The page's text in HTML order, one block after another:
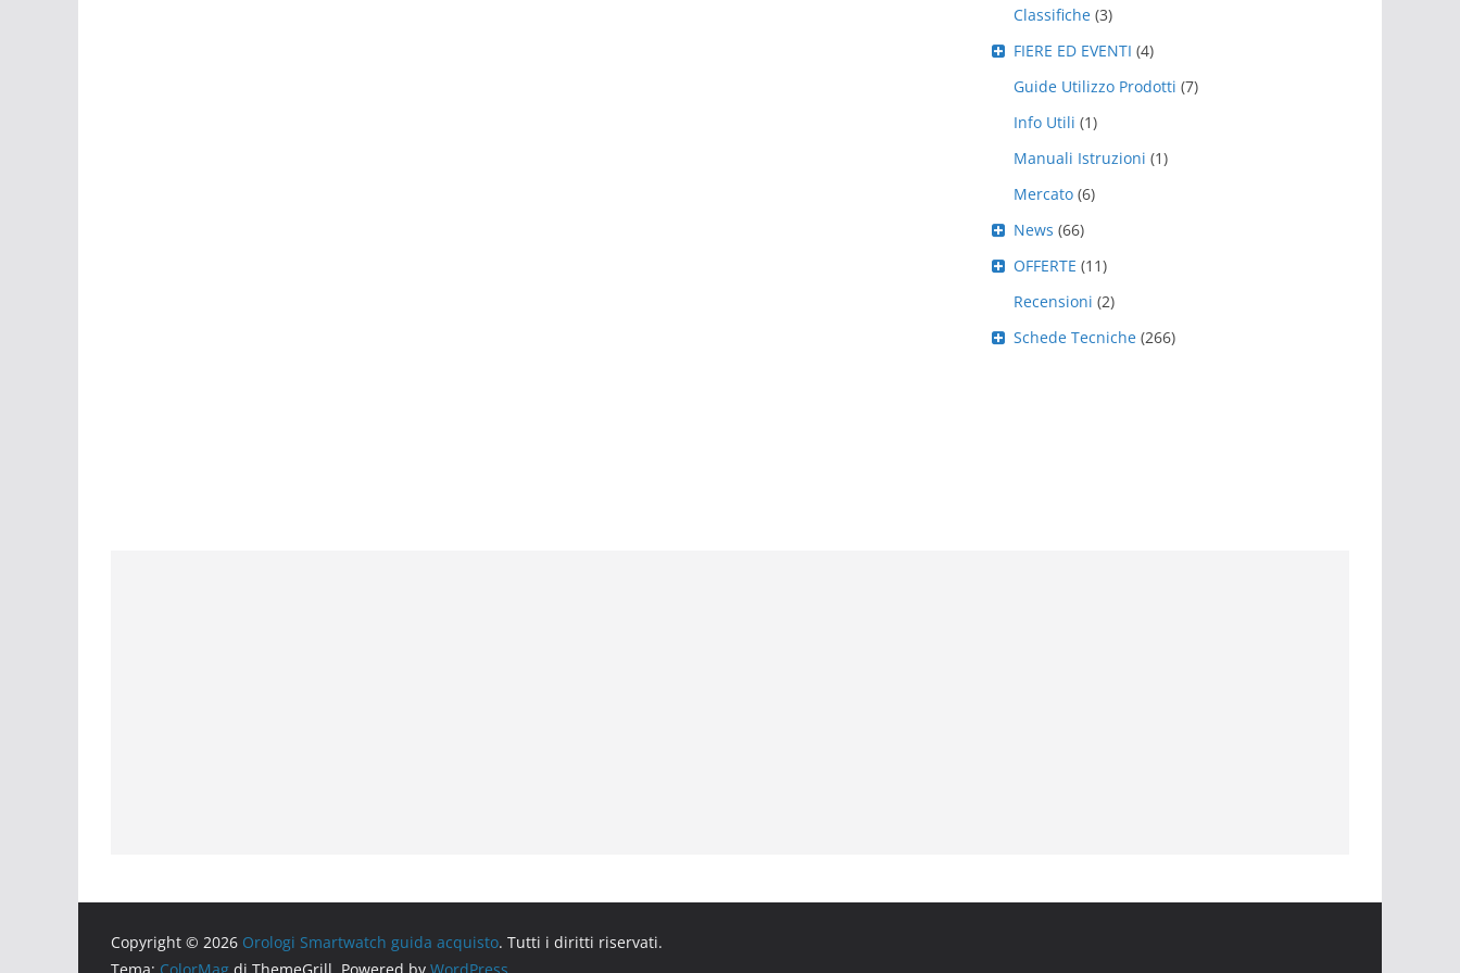
Classifiche(3)
FIERE ED EVENTI (4)
Guide Utilizzo Prodotti (7)
Info Utili (1)
Manuali Istruzioni (1)
Mercato(6)
News (66)
OFFERTE (11)
Recensioni (2)
Schede Tecniche(266)
Copyright © 2026 Orologi Smartwatch guida acquisto. Tutti i diritti riservati.